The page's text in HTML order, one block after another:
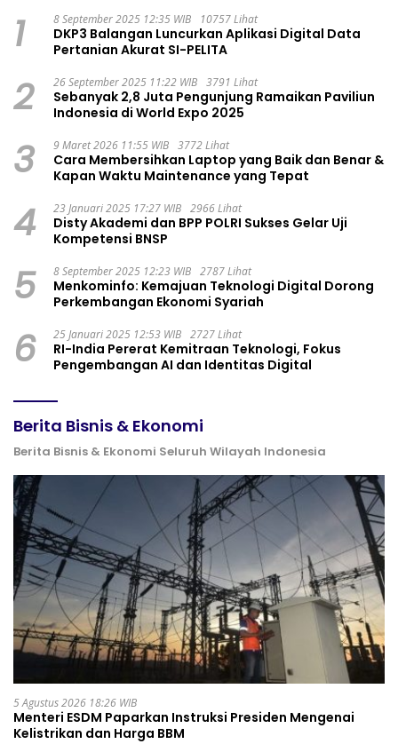
1 8 September 2025 12:35 WIB 10757 Lihat
DKP3 Balangan Luncurkan Aplikasi Digital Data
Pertanian Akurat SI-PELITA
2 26 September 2025 11:22 WIB 3791 Lihat
Sebanyak 2,8 Juta Pengunjung Ramaikan Paviliun
Indonesia di World Expo 2025
3 9 Maret 2026 11:55 WIB 3772 Lihat
Cara Membersihkan Laptop yang Baik dan Benar &
Kapan Waktu Maintenance yang Tepat
4 23 Januari 2025 17:27 WIB 2966 Lihat
Disty Akademi dan BPP POLRI Sukses Gelar Uji
Kompetensi BNSP
5 8 September 2025 12:23 WIB 2787 Lihat
Menkominfo: Kemajuan Teknologi Digital Dorong
Perkembangan Ekonomi Syariah
6 25 Januari 2025 12:53 WIB 2727 Lihat
RI-India Pererat Kemitraan Teknologi, Fokus
Pengembangan AI dan Identitas Digital
Berita Bisnis & Ekonomi
Berita Bisnis & Ekonomi Seluruh Wilayah Indonesia
5 Agustus 2026 18:26 WIB
Menteri ESDM Paparkan Instruksi Presiden Mengenai
Kelistrikan dan Harga BBM